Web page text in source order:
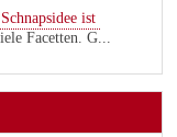
ist
Facetten. G...